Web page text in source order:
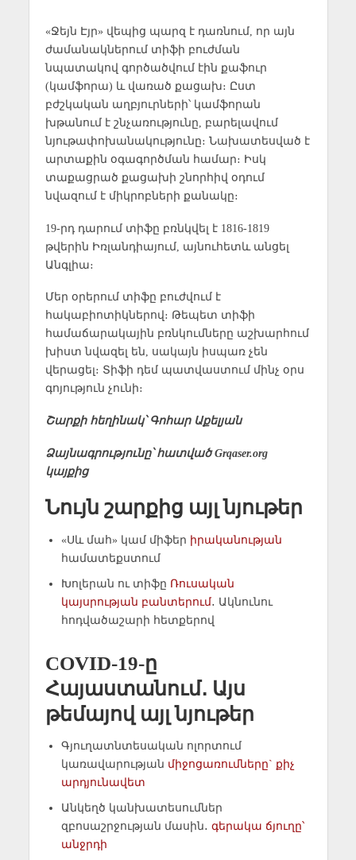
«Ջեյն Էյր» վեպից պարզ է դառնում, որ այն
ժամանակներում տիֆի բուժման
նպատակով գործածվում էին քաֆուր
(կամֆորա) և վառած քացախ։ Ըստ
բժշկական աղբյուրների՝ կամֆորան
խթանում է շնչառությունը, բարելավում
նյութափոխանակությունը։ Նախատեսված է
արտաքին օգագործման համար։ Իսկ
տաքացրած քացախի շնորհիվ օդում
նվազում է միկրոբների քանակը։
19-րդ դարում տիֆը բռնկվել է 1816-1819
թվերին Իռլանդիայում, այնուհետև անցել
Անգլիա։
Մեր օրերում տիֆը բուժվում է
հակաբիոտիկներով։ Թեպետ տիֆի
համաճարակային բռնկումները աշխարհում
խիստ նվազել են, սակայն իսպառ չեն
վերացել։ Տիֆի դեմ պատվաստում մինչ օրս
գոյություն չունի։
Շարքի հեղինակ՝ Գոհար Աքելյան
Ձայնագրությունը՝ հատված Grqaser.org
կայքից
Նույն շարքից այլ նյութեր
«Սև մահ» կամ միֆեր իրականության
համատեքստում
Խոլերան ու տիֆը Ռուսական
կայսրության բանտերում․ Ակնունու
հոդվածաշարի հետքերով
COVID-19-ը
Հայաստանում․ Այս
թեմայով այլ նյութեր
Գյուղատնտեսական ոլորտում
կառավարության միջոցառումները` քիչ
արդյունավետ
Անկեղծ կանխատեսումներ
զբոսաշրջության մասին․ գերակա ճյուղը՝
անջրդի